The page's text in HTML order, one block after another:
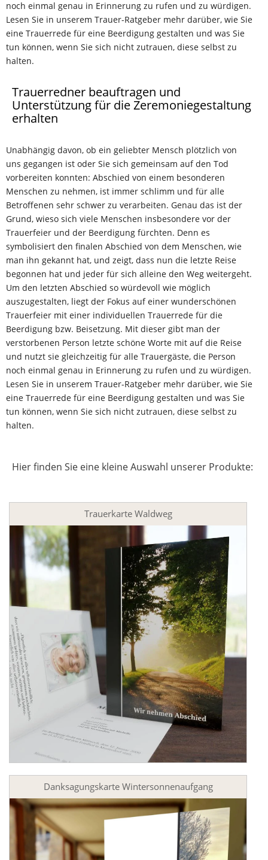
noch einmal genau in Erinnerung zu rufen und zu würdigen.
Lesen Sie in unserem Trauer-Ratgeber mehr darüber, wie Sie
eine Trauerrede für eine Beerdigung gestalten und was Sie
tun können, wenn Sie sich nicht zutrauen, diese selbst zu
halten.
Trauerredner beauftragen und
Unterstützung für die Zeremoniegestaltung
erhalten
Unabhängig davon, ob ein geliebter Mensch plötzlich von
uns gegangen ist oder Sie sich gemeinsam auf den Tod
vorbereiten konnten: Abschied von einem besonderen
Menschen zu nehmen, ist immer schlimm und für alle
Betroffenen sehr schwer zu verarbeiten. Genau das ist der
Grund, wieso sich viele Menschen insbesondere vor der
Trauerfeier und der Beerdigung fürchten. Denn es
symbolisiert den finalen Abschied von dem Menschen, wie
man ihn gekannt hat, und zeigt, dass nun die letzte Reise
begonnen hat und jeder für sich alleine den Weg weitergeht.
Um den letzten Abschied so würdevoll wie möglich
auszugestalten, liegt der Fokus auf einer wunderschönen
Trauerfeier mit einer individuellen Trauerrede für die
Beerdigung bzw. Beisetzung. Mit dieser gibt man der
verstorbenen Person letzte schöne Worte mit auf die Reise
und nutzt sie gleichzeitig für alle Trauergäste, die Person
noch einmal genau in Erinnerung zu rufen und zu würdigen.
Lesen Sie in unserem Trauer-Ratgeber mehr darüber, wie Sie
eine Trauerrede für eine Beerdigung gestalten und was Sie
tun können, wenn Sie sich nicht zutrauen, diese selbst zu
halten.
Hier finden Sie eine kleine Auswahl unserer Produkte:
Trauerkarte Waldweg
Danksagungskarte Wintersonnenaufgang